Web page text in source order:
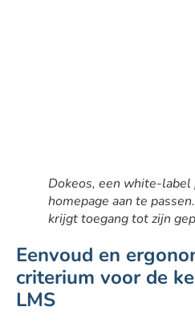
Dokeos, een white-
homepage aan te
krijgt toegang tot zijn
Eenvoud en
criterium voor de
LMS